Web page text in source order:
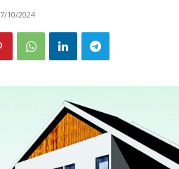
10/2024